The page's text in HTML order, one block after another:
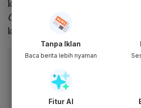
khususnya milenial,” kata
Communication Lead
Bibit
keterangan resmi, Kamis (15/
Baca artikel ini lewat
Dapatkan pengalaman membaca lebih
fitur menarik lainnya lewat aplikasi
Tanpa Iklan
Baca berita lebih nyaman
Fitur AI